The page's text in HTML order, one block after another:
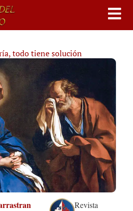
todo tiene solución
Revista